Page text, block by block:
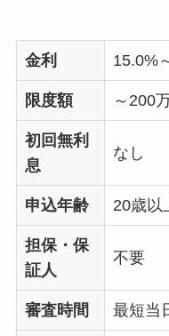
金利 15.0%
限度額 ～200
初回無利
息
なし
申込年齢 20歳以
担保・保
証人
不要
審査時間 最短当